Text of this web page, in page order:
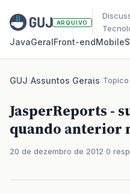
ARQUIVO
JavaGeralFront‑endMobile
GUJ/Assuntos Gerais/Topico
JasperReports -
quando anterior
20 de dezembro de 2012 0